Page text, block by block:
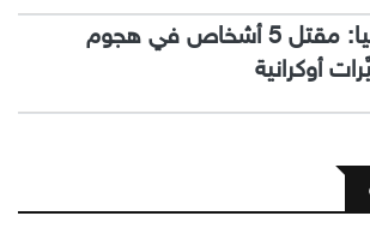
روسيا: مقتل 5 أشخاص في هجوم
أوكرانية